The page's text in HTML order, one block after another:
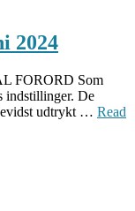
2024
FORORD Som
indstillinger. De
udtrykt … Read